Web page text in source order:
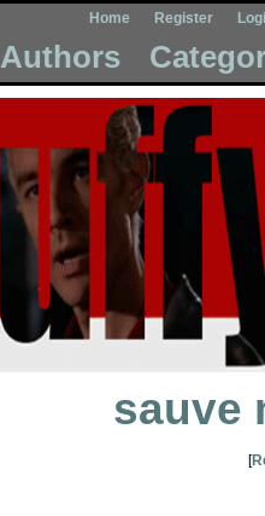
Home Register
Authors
sauve
[